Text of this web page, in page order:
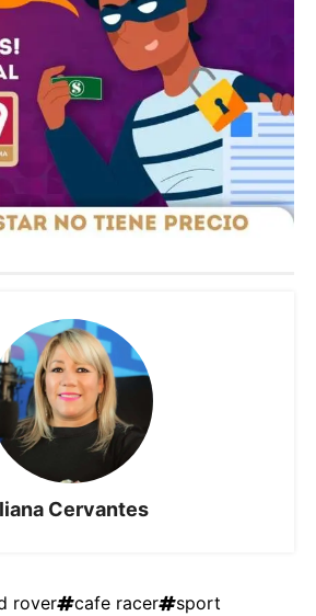
Cervantes
rover cafe racer
sport